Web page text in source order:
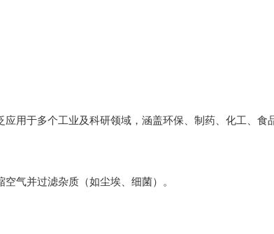
用于多个工业及科研领域，涵盖环保、制药、化工、食
气并过滤杂质（如尘埃、细菌）。